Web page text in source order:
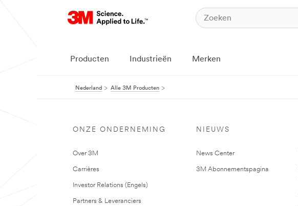
Producten Industrieën Merken
Nederland Alle 3M Producten
ONZE ONDERNEMING
Over 3M
Carrières
Investor Relations (Engels)
Partners & Leveranciers
NIEUWS
News Center
3M Abonnementspagina